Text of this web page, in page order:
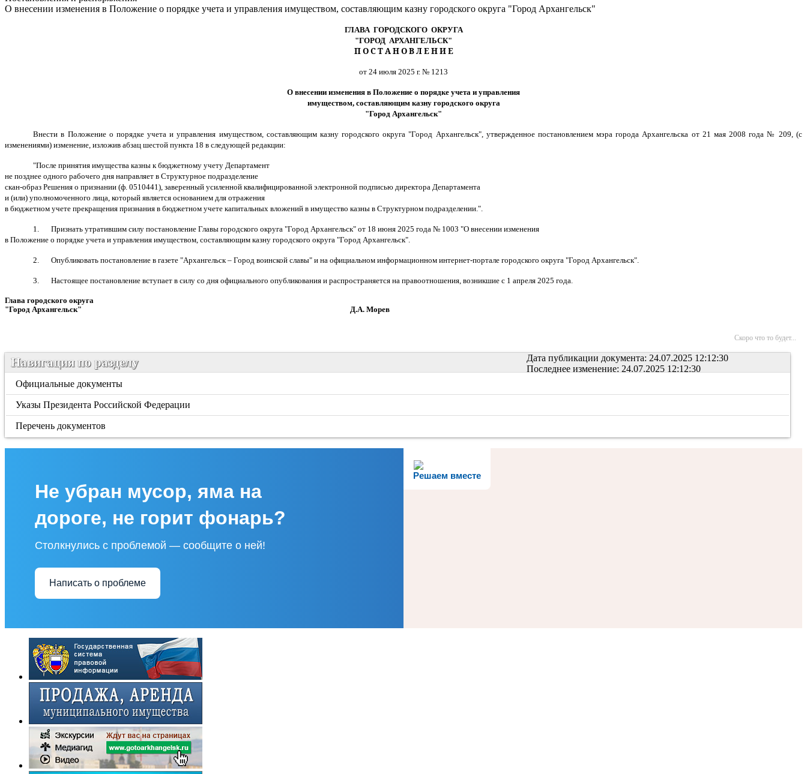
О внесении изменения в Положение о порядке учета и управления имуществом, составляющим казну городского округа "Город Архангельск"
ГЛАВА ГОРОДСКОГО ОКРУГА
"ГОРОД АРХАНГЕЛЬСК"
П О С Т А Н О В Л Е Н И Е
от 24 июля 2025 г. № 1213
О внесении изменения в Положение о порядке учета и управления
имуществом, составляющим казну городского округа
"Город Архангельск"
Внести в Положение о порядке учета и управления имуществом, составляющим казну городского округа "Город Архангельск", утвержденное постановлением мэра города Архангельска от 21 мая 2008 года № 209, (с
изменениями) изменение, изложив абзац шестой пункта 18 в следующей редакции:
"После принятия имущества казны к бюджетному учету Департамент
не позднее одного рабочего дня направляет в Структурное подразделение
скан-образ Решения о признании (ф. 0510441), заверенный усиленной квалифицированной электронной подписью директора Департамента
и (или) уполномоченного лица, который является основанием для отражения
в бюджетном учете прекращения признания в бюджетном учете капитальных вложений в имущество казны в Структурном подразделении.".
1.
Признать утратившим силу постановление Главы городского округа "Город Архангельск" от 18 июня 2025 года № 1003 "О внесении изменения
в Положение о порядке учета и управления имуществом, составляющим казну городского округа "Город Архангельск".
2. Опубликовать постановление в газете "Архангельск – Город воинской славы" и на официальном информационном интернет-портале городского округа "Город Архангельск".
3. Настоящее постановление вступает в силу со дня официального опубликования и распространяется на правоотношения, возникшие с 1 апреля 2025 года.
Глава городского округа
"Город Архангельск" Д.А. Морев
Скоро что то будет...
Дата публикации документа: 24.07.2025 12:12:30
Последнее изменение: 24.07.2025 12:12:30
Навигация по разделу
Официальные документы
Указы Президента Российской Федерации
Перечень документов
Решаем вместе
Не убран мусор, яма на
дороге, не горит фонарь?
Столкнулись с проблемой — сообщите о ней!
Написать о проблеме